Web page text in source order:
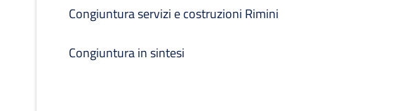
Congiuntura servizi e costruzioni Rimini
Congiuntura in sintesi